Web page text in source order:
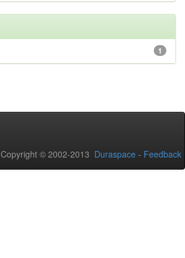
1
Copyright © 2002-2013 Duraspace - Feedback